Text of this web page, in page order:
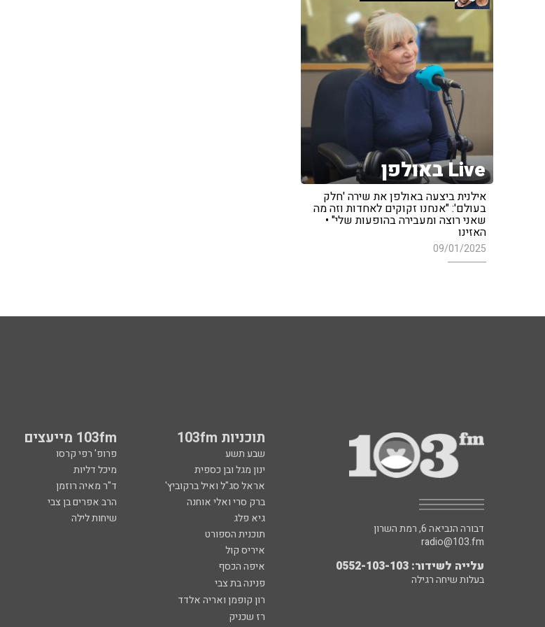
Live באולפן
אילנית ביצעה באולפן את שירה 'חלק
בעולם': "אנחנו זקוקים לאחדות וזה מה
שאני רוצה ומעבירה בהופעות שלי" •
האזינו
09/01/2025
תוכניות 103fm 103fm מייעצים
שבע תשע פרופ' רפי קרסו
ינון מגל ובן כספית
מיכל דליות
אראל סג"ל ואיל ברקוביץ'
ד"ר מאיה רוזמן
ברק סרי ואלי אוחנה
הרב אפרים בן צבי
גיא פלג
שיחות לילה
תוכנית הספורט
איריס קול
איפה הכסף
פנינה בת צבי
רון קופמן ואריה אלדד
רז שכניק
דבורה הנביאה 6, רמת השרון
radio@103.fm
עלייה לשידור: 0552-103-103
בעלות שיחה רגילה